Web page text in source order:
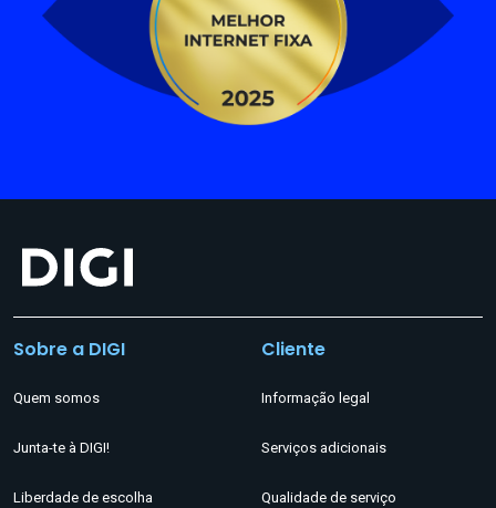
Sobre a DIGI
Quem somos
Junta-te à DIGI!
Liberdade de escolha
Cliente
Informação legal
Serviços adicionais
Qualidade de serviço